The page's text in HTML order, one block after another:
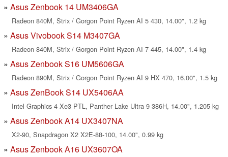
Asus Zenbook 14 UM3406GA
Radeon 840M, Strix / Gorgon Point Ryzen AI 5 430, 14.00", 1.2 kg
Asus Vivobook S14 M3407GA
Radeon 840M, Strix / Gorgon Point Ryzen AI 7 445, 14.00", 1.4 kg
Asus Zenbook S16 UM5606GA
Radeon 890M, Strix / Gorgon Point Ryzen AI 9 HX 470, 16.00", 1.5 kg
Asus ZenBook S14 UX5406AA
Intel Graphics 4 Xe3 PTL, Panther Lake Ultra 9 386H, 14.00", 1.205 kg
Asus Zenbook A14 UX3407NA
X2-90, Snapdragon X2 X2E-88-100, 14.00", 0.99 kg
Asus Zenbook A16 UX3607OA